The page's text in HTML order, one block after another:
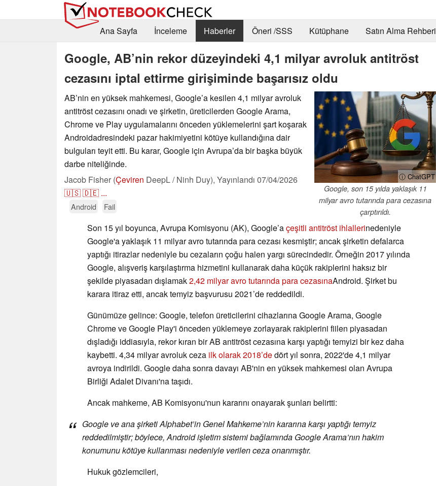
Ana Sayfa
İnceleme Haberler Öneri /SSS Kütüphane Satın Alma Rehberi
Google, AB’nin rekor düzeyindeki 4,1 milyar avroluk antitröst
cezasını iptal ettirme girişiminde başarısız oldu
ⓘ ChatGPT
Google, son 15 yılda yaklaşık 11
milyar avro tutarında para cezasına
çarptırıldı.
AB’nin en yüksek mahkemesi, Google’a kesilen 4,1 milyar avroluk
antitröst cezasını onadı ve şirketin, üreticilerden Google Arama,
Chrome ve Play uygulamalarını önceden yüklemelerini şart koşarak
Androidadresindeki pazar hakimiyetini kötüye kullandığına dair
bulguları teyit etti. Bu karar, Google için Avrupa’da bir başka büyük
darbe niteliğinde.
Jacob Fisher (Çeviren DeepL / Ninh Duy), Yayınlandı 07/04/2026
🇺🇸🇩🇪 ...
Android Fail
Son 15 yıl boyunca, Avrupa Komisyonu (AK), Google’açeşitli antitröst ihlallerinedeniyle
Google'a yaklaşık 11 milyar avro tutarında para cezası kesmiştir; ancak şirketin defalarca
yaptığı itirazlar nedeniyle bu cezaların çoğu halen yargı sürecindedir. Örneğin 2017 yılında
Google, alışveriş karşılaştırma hizmetini kullanarak daha küçük rakiplerini haksız bir
şekilde piyasadan dışlamak2,42 milyar avro tutarında para cezasınaAndroid. Şirket bu
karara itiraz etti, ancak temyiz başvurusu 2021’de reddedildi.
Günümüze gelince: Google, telefon üreticilerini cihazlarına Google Arama, Google
Chrome ve Google Play'i önceden yüklemeye zorlayarak rakiplerini fiilen piyasadan
dışladığı iddiasıyla, rekor kıran bir AB antitröst cezasına karşı yaptığı temyizi bir kez daha
kaybetti. 4,34 milyar avroluk ceza ilk olarak 2018’dedört yıl sonra, 2022'de 4,1 milyar
avroya indirildi. Google daha sonra davayı AB'nin en yüksek mahkemesi olan Avrupa
Birliği Adalet Divanı'na taşıdı.
Ancak mahkeme, AB Komisyonu'nun kararını onayarak şunları belirtti:
Google ve ana şirketi Alphabet’in Genel Mahkeme’nin kararına karşı yaptığı temyiz
reddedilmiştir; böylece, Android işletim sistemi bağlamında Google Arama’nın hakim
konumunu kötüye kullanması nedeniyle verilen ceza onanmıştır.
Hukuk gözlemcileri,